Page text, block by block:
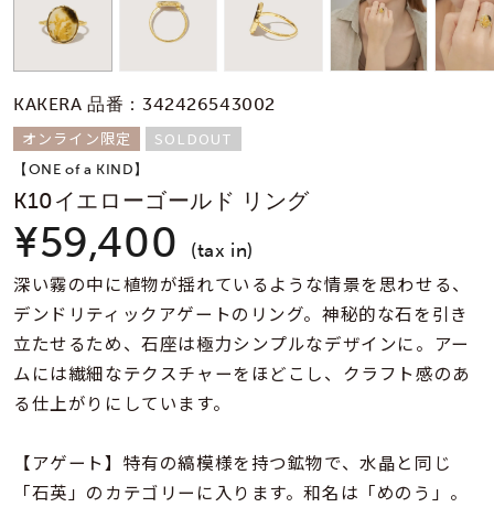
モチーフ
石の色
ファッションテイス
ト
着用シーン
コレクション
リングサイズ
KAKERA 品番：342426543002
オンライン限定
SOLDOUT
【ONE of a KIND】
K10イエローゴールド リング
¥59,400 (tax in)
深い霧の中に植物が揺れているような情景を思わせる、
デンドリティックアゲートのリング。神秘的な石を引き
立たせるため、石座は極力シンプルなデザインに。アー
ムには繊細なテクスチャーをほどこし、クラフト感のあ
る仕上がりにしています。
【アゲート】特有の縞模様を持つ鉱物で、水晶と同じ
「石英」のカテゴリーに入ります。和名は「めのう」。